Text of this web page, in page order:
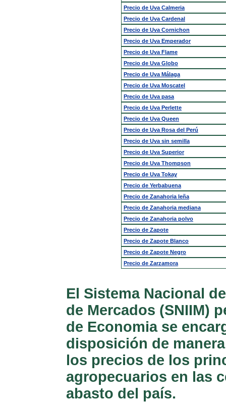
Precio de Uva Calmeria
Precio de Uva Cardenal
Precio de Uva Cornichon
Precio de Uva Emperador
Precio de Uva Flame
Precio de Uva Globo
Precio de Uva Málaga
Precio de Uva Moscatel
Precio de Uva pasa
Precio de Uva Perlette
Precio de Uva Queen
Precio de Uva Rosa del Perú
Precio de Uva sin semilla
Precio de Uva Superior
Precio de Uva Thompson
Precio de Uva Tokay
Precio de Yerbabuena
Precio de Zanahoria leña
Precio de Zanahoria mediana
Precio de Zanahoria polvo
Precio de Zapote
Precio de Zapote Blanco
Precio de Zapote Negro
Precio de Zarzamora
El Sistema Nacional
de Mercados (SNIIM)
de Economia se
disposición de
los precios de los
agropecuarios en las
abasto del país.